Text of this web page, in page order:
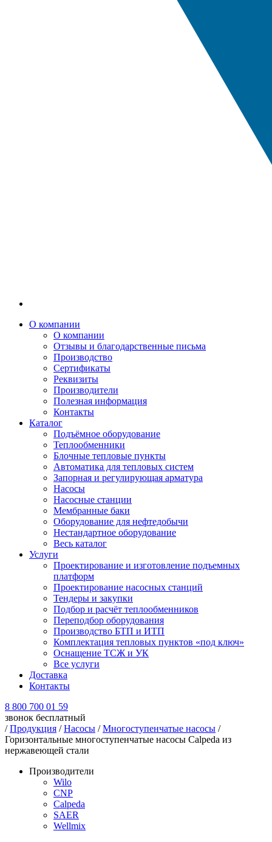
О компании
О компании
Отзывы и благодарственные письма
Производство
Сертификаты
Реквизиты
Производители
Полезная информация
Контакты
Каталог
Подъёмное оборудование
Теплообменники
Блочные тепловые пункты
Автоматика для тепловых систем
Запорная и регулирующая арматура
Насосы
Насосные станции
Мембранные баки
Оборудование для нефтедобычи
Нестандартное оборудование
Весь каталог
Услуги
Проектирование и изготовление подъемных
платформ
Проектирование насосных станций
Тендеры и закупки
Подбор и расчёт теплообменников
Переподбор оборудования
Производство БТП и ИТП
Комплектация тепловых пунктов «под ключ»
Оснащение ТСЖ и УК
Все услуги
Доставка
Контакты
8 800 700 01 59
звонок бесплатный
/Продукция /Насосы /Многоступенчатые насосы /
Горизонтальные многоступенчатые насосы Calpeda из
нержавеющей стали
Производители
Wilo
CNP
Calpeda
SAER
Wellmix